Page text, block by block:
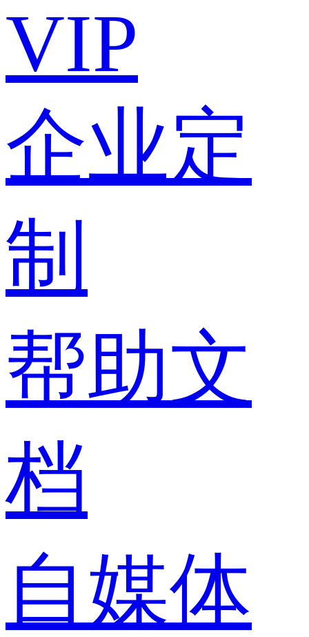
VIP
企业定
制
帮助文
档
自媒体